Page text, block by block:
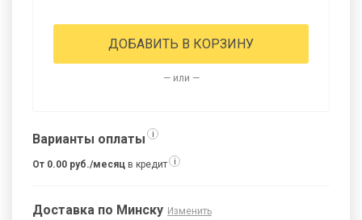
ДОБАВИТЬ В КОРЗИНУ
— или —
Варианты оплаты i
От 0.00 руб./месяц в кредит i
Доставка по Минску Изменить